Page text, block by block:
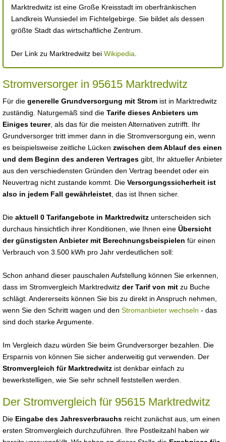
Marktredwitz ist eine Große Kreisstadt im oberfränkischen
Landkreis Wunsiedel im Fichtelgebirge. Sie bildet als dessen
größte Stadt das wirtschaftliche Zentrum.
Der Link zu Marktredwitz bei Wikipedia
Stromversorger in 95615 Marktredwitz
Für die generelle Grundversorgung mit Strom ist in Marktredwitz
zuständig. Naturgemäß sind die Tarife dieses Anbieters um
Einiges teurer, als das für die meisten Alternativen zutrifft. Ihr
Grundversorger tritt immer dann in die Stromversorgung ein, wenn
es beispielsweise zeitliche Lücken zwischen dem Ablauf des einen
und dem Beginn des anderen Vertrages gibt, Ihr aktueller Anbieter
aus den verschiedensten Gründen den Vertrag beendet oder ein
Neuvertrag nicht zustande kommt. Die Versorgungssicherheit ist
also in jedem Fall gewährleistet , das ist Ihnen sicher.
Die aktuell 0 Tarifangebote in Marktredwitz unterscheiden sich
durchaus hinsichtlich ihrer Konditionen, wie Ihnen eine Übersicht
der günstigsten Anbieter mit Berechnungsbeispielen für einen
Verbrauch von 3.500 kWh pro Jahr verdeutlichen soll:
Schon anhand dieser pauschalen Aufstellung können Sie erkennen,
dass im Stromvergleich Marktredwitz der Tarif von mit zu Buche
schlägt. Andererseits können Sie bis zu direkt in Anspruch nehmen,
wenn Sie den Schritt wagen und den Stromanbieter wechseln - das
sind doch starke Argumente.
Im Vergleich dazu würden Sie beim Grundversorger bezahlen. Die
Ersparnis von können Sie sicher anderweitig gut verwenden. Der
Stromvergleich für Marktredwitz ist denkbar einfach zu
bewerkstelligen, wie Sie sehr schnell feststellen werden.
Der Stromvergleich für 95615 Marktredwitz
Die Eingabe des Jahresverbrauchs reicht zunächst aus, um einen
ersten Stromvergleich durchzuführen. Ihre Postleitzahl haben wir